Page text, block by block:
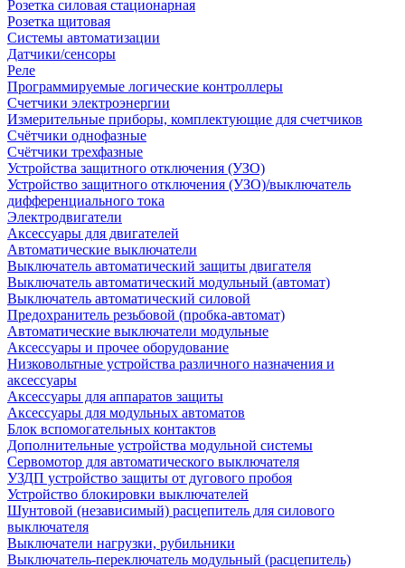
Розетка силовая стационарная
Розетка щитовая
Системы автоматизации
Датчики/сенсоры
Реле
Программируемые логические контроллеры
Счетчики электроэнергии
Измерительные приборы, комплектующие для счетчиков
Счётчики однофазные
Счётчики трехфазные
Устройства защитного отключения (УЗО)
Устройство защитного отключения (УЗО)/выключатель
дифференциального тока
Электродвигатели
Аксессуары для двигателей
Автоматические выключатели
Выключатель автоматический защиты двигателя
Выключатель автоматический модульный (автомат)
Выключатель автоматический силовой
Предохранитель резьбовой (пробка-автомат)
Автоматические выключатели модульные
Аксессуары и прочее оборудование
Низковольтные устройства различного назначения и
аксессуары
Аксессуары для аппаратов защиты
Аксессуары для модульных автоматов
Блок вспомогательных контактов
Дополнительные устройства модульной системы
Сервомотор для автоматического выключателя
УЗДП устройство защиты от дугового пробоя
Устройство блокировки выключателей
Шунтовой (независимый) расцепитель для силового
выключателя
Выключатели нагрузки, рубильники
Выключатель-переключатель модульный (расцепитель)